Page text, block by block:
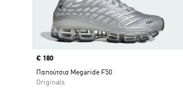
Price
€ 180
Παπούτσια Megaride F50
Originals